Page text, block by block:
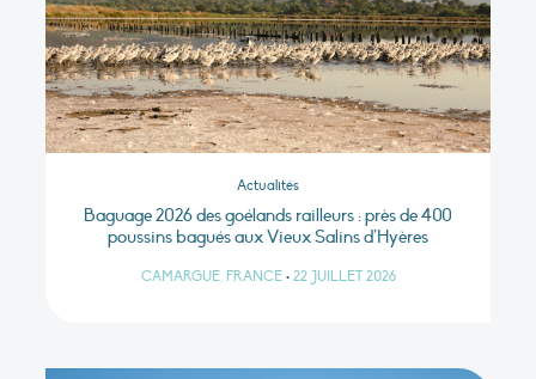
Actualités
Baguage 2026 des goélands railleurs : près de 400
poussins bagués aux Vieux Salins d’Hyères
CAMARGUE, FRANCE • 22 JUILLET 2026